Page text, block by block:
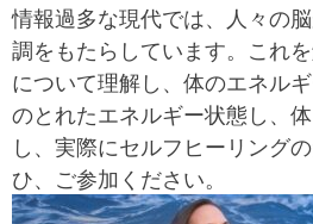
情報過多な現代では、人々の
調をもたらしています。これ
について理解し、体のエネル
のとれたエネルギー状態し、
し、実際にセルフヒーリング
ひ、ご参加ください。